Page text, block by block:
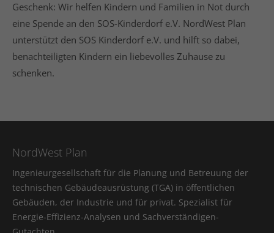
Geschenk: Wir helfen Kindern und Familien in Not durch
eine Spende an den SOS-Kinderdorf e.V. NordWest Plan
unterstützt den SOS Kinderdorf e.V. und hilft so dabei,
benachteiligten Kindern ein liebevolles Zuhause zu
schenken.
NordWest Plan
Ingenieurgesellschaft für die Planung und Betreuung der
technischen Gebäudeausrüstung (TGA) in öffentlichen
Gebäuden, der Industrie und für privat. Spezialist für
Energie-Effizienz-Analysen und Sachverständigen-